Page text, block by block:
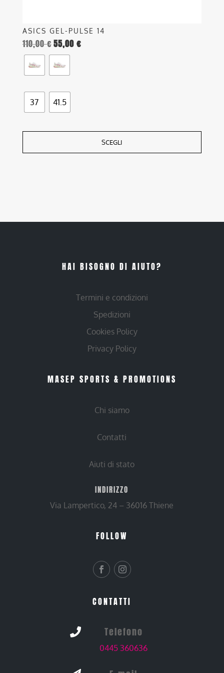
ASICS GEL-PULSE 14
110,00€55,00 €
37 41.5
SCEGLI
HAI BISOGNO DI AIUTO?
Termini e condizioni
Spedizioni
Cookies Policy
Privacy Policy
MASEP SPORTS & PROMOTIONS
Chi siamo
Contatti
Aiuti di stato
INDIRIZZO
Via Lampertico, 24 – 36016 Thiene
FOLLOW
CONTATTI
 Telefono
0445 360636